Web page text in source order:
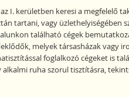
I. kerületben keresi a megfelelő
tartani, vagy üzlethelyiségében
található cégek
melyek társasházak vagy
foglalkozó cégeket is
alkalmi ruha szorul tisztításra,